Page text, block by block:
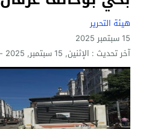
هيئة التحرير
15 سبتمبر 2025
آخر تحديث : الإثنين, 15 سبتمبر, 2025 - 8:48 صباحًا